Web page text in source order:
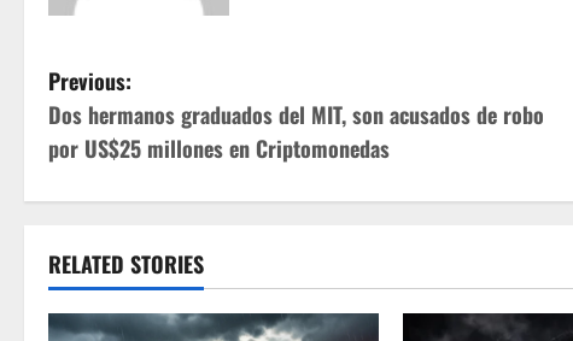
P
o
s
n
Previous:
Dos hermanos graduados del MIT, son acusados de robo
por US$25 millones en Criptomonedas
RELATED STORIES